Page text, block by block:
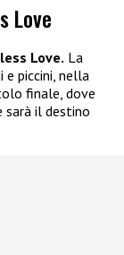
Love
Love. La
e piccini, nella
finale, dove
sarà il destino